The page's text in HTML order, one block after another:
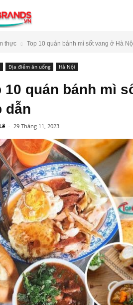
thực Top 10 quán bánh mì sốt vang ở Hà
Địa điểm ăn uống Hà Nội
10 quán bánh mì
dẫn
- 29 Tháng 11, 2023